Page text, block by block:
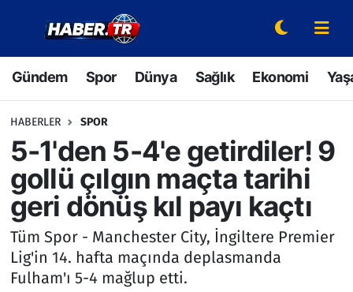
Gündem Spor Dünya Sağlık Ekonomi
HABERLER SPOR
5-1'den 5-4'e getirdiler! 9
gollü çılgın maçta tarihi
geri dönüş kıl payı kaçtı
Tüm Spor - Manchester City, İngiltere Premier
Lig'in 14. hafta maçında deplasmanda
Fulham'ı 5-4 mağlup etti.
Gündem
Spor
Dünya
Sağlık
Ekonomi
Yaşam
Hava Durumu
Trafik Durumu
Süper Lig Puan Durumu ve Fikstür
Tüm Manşetler
Son Dakika Haberleri
Haber Arşivi